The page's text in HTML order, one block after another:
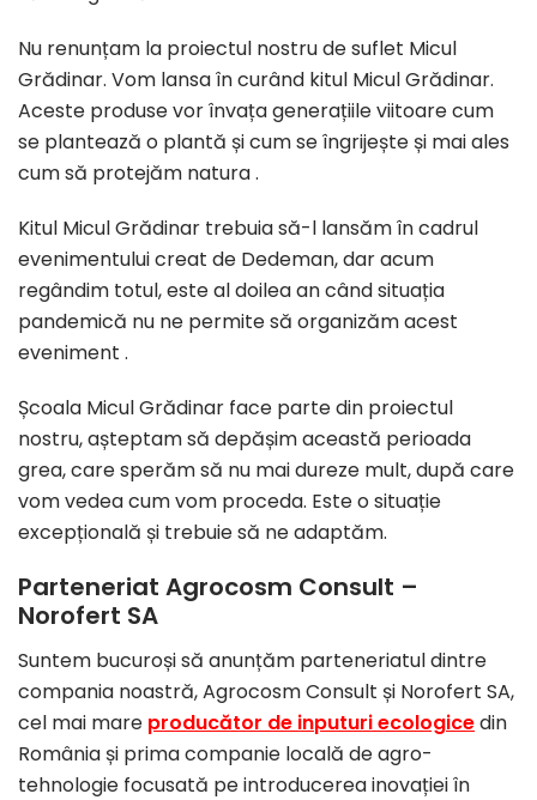
Nu renunțam la proiectul nostru de suflet Micul
Grădinar. Vom lansa în curând kitul Micul Grădinar.
Aceste produse vor învața generațiile viitoare cum
se plantează o plantă și cum se îngrijește și mai ales
cum să protejăm natura .
Kitul Micul Grădinar trebuia să-l lansăm în cadrul
evenimentului creat de Dedeman, dar acum
regândim totul, este al doilea an când situația
pandemică nu ne permite să organizăm acest
eveniment .
Școala Micul Grădinar face parte din proiectul
nostru, așteptam să depășim această perioada
grea, care sperăm să nu mai dureze mult, după care
vom vedea cum vom proceda. Este o situație
excepțională și trebuie să ne adaptăm.
Parteneriat Agrocosm Consult –
Norofert SA
Suntem bucuroși să anunțăm parteneriatul dintre
compania noastră, Agrocosm Consult și Norofert SA,
cel mai mare producător de inputuri ecologicedin
România și prima companie locală de agro-
tehnologie focusată pe introducerea inovației în